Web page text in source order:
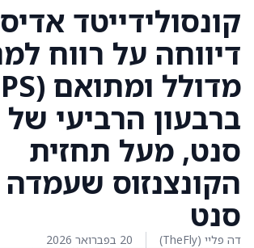
קונסולידייטד
דיווחה על רווח
סנט, מעל תחזית
סנט
דה פליי (TheFly) 20 בפברואר 2026